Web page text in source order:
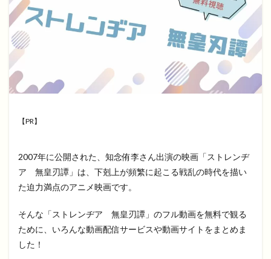
【PR】
2007年に公開された、知念侑李さん出演の映画「ストレンヂ
ア 無皇刃譚」は、下剋上が頻繁に起こる戦乱の時代を描い
た迫力満点のアニメ映画です。
そんな「ストレンヂア 無皇刃譚」のフル動画を無料で観る
ために、いろんな動画配信サービスや動画サイトをまとめま
した！
検索